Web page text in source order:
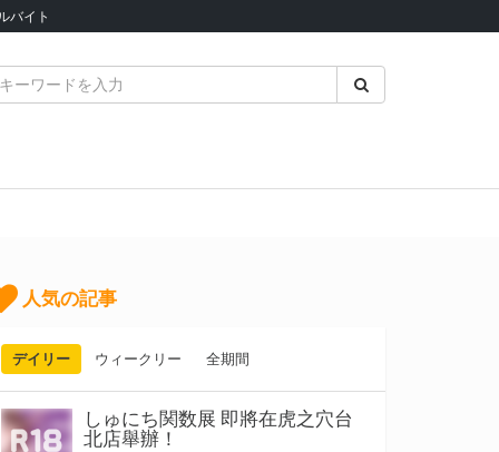
バイト
人気の記事
デイリー ウィークリー 全期間
しゅにち関数展 即將在虎之穴台
北店舉辦！